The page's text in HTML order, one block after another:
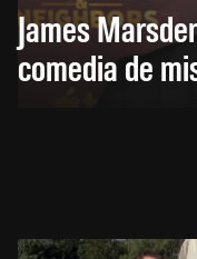
James
comedia de